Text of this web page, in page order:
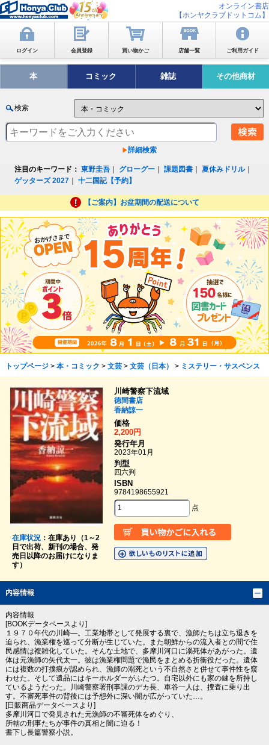
オンライン書店
【ホンヤクラブドットコム】
ログイン 会員登録 買い物かご 店舗一覧 ご利用ガイド
本 コミック 雑誌 その他商材
検索
詳細検索
注目のキーワード： 東野圭吾 グローグー ｜課題図書 ｜夏休みドリル｜
ゲッターズ 2027 ｜十二国記【予約】
【ご案内】お盆期間の配送について
トップページ> 本・コミック > 文芸> 文芸（日本） > ミステリー・サスペンス
在庫状況：在庫あり（1～2
日で出荷、新刊の場合、発
売日以降のお届けになりま
す）
川崎警察下流域
徳間書店
香納諒一
価格
2,200円
発行年月
2023年01月
判型
四六判
ISBN
9784198655921
点
内容情報
内容情報
[BOOKデータベースより]
１９７０年代の川崎―。工業地帯として発展する裏で、漁師たちは立ち退きを
迫られ、漁業権を巡って分断が生じていた。また朝鮮からの流入者との間で住
民感情は複雑化していた。そんな土地で、多摩川河口に溺死体があがった。遺
体は元漁師の矢代太一。彼は漁業権問題で漁民をまとめる折衝役だった。遺体
には複数の打撲痕が認められ、漁師の溺死という不自然さと併せて事件性を窺
わせた。そして遺品にはキーホルダーがふたつ。自宅以外にも家の鍵を所持し
ているようだった。川崎警察署刑事課のデカ長、車谷一人は、捜査に乗り出
す。不審死事件の背後には予想外に深い闇が広がっていた…。
[日販商品データベースより]
多摩川河口で発見された元漁師の不審死体をめぐり、
所轄の刑事たちが事件の真相と闇に迫る！
書下し長篇警察小説。